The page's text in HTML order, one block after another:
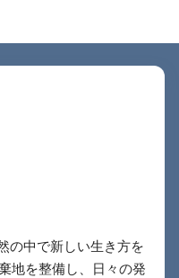
の中で新しい生き方を
地を整備し、日々の発